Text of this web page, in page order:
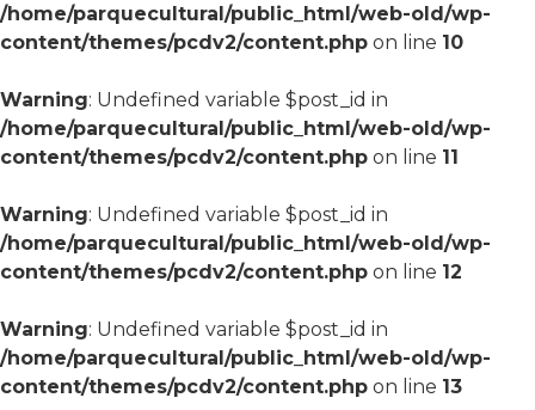
/home/parquecultural/public_html/web-old/wp-
content/themes/pcdv2/content.php on line 10
Warning: Undefined variable $post_id in
/home/parquecultural/public_html/web-old/wp-
content/themes/pcdv2/content.php on line 11
Warning: Undefined variable $post_id in
/home/parquecultural/public_html/web-old/wp-
content/themes/pcdv2/content.php on line 12
Warning: Undefined variable $post_id in
/home/parquecultural/public_html/web-old/wp-
content/themes/pcdv2/content.php on line 13